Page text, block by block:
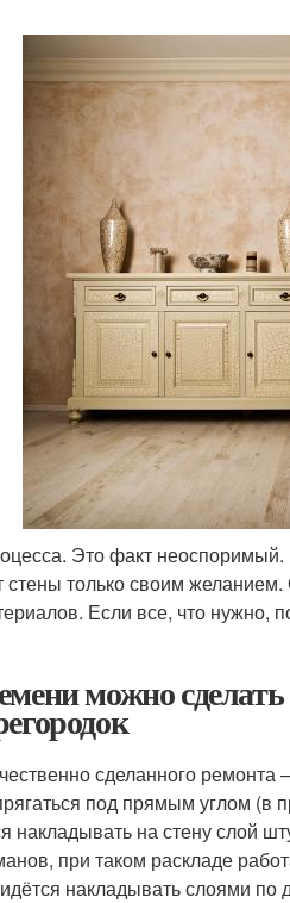
Это факт
стены только своим
Если все, что нужно,
можно
сделанного
под прямым углом (в
накладывать на стену слой
при таком раскладе
накладывать слоями по